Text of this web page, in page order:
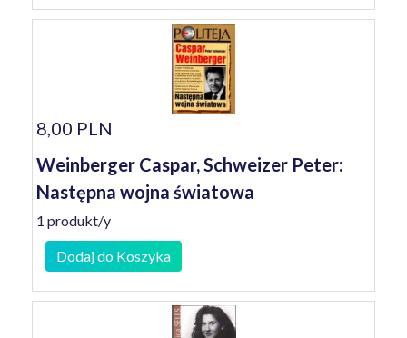
8,00 PLN
Weinberger Caspar, Schweizer Peter:
Następna wojna światowa
1 produkt/y
Dodaj do Koszyka